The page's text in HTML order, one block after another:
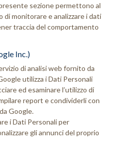
sezione permettono al
monitorare e analizzare i dati
traccia del comportamento
Inc.)
di analisi web fornito da
utilizza i Dati Personali
ed esaminare l’utilizzo di
report e condividerli con
Google.
i Dati Personali per
gli annunci del proprio